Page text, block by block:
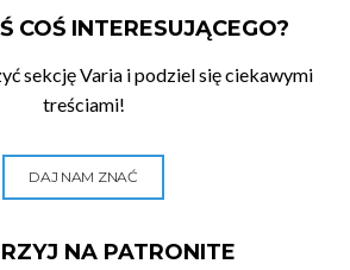
COŚ INTERESUJĄCEGO?
sekcję Varia i podziel się ciekawymi
treściami!
DAJ NAM ZNAĆ
NA PATRONITE